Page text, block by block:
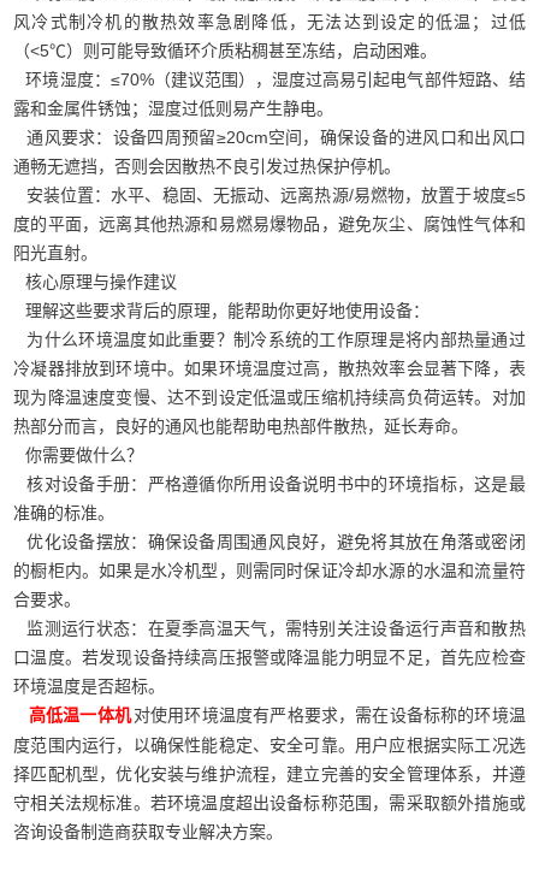
风冷式制冷机的散热效率急剧降低，无法达到设定的低温；过低
（<5℃）则可能导致循环介质粘稠甚至冻结，启动困难。
环境湿度：≤70%（建议范围），湿度过高易引起电气部件短路、结
露和金属件锈蚀；湿度过低则易产生静电。
通风要求：设备四周预留≥20cm空间，确保设备的进风口和出风口
通畅无遮挡，否则会因散热不良引发过热保护停机。
安装位置：水平、稳固、无振动、远离热源/易燃物，放置于坡度≤5
度的平面，远离其他热源和易燃易爆物品，避免灰尘、腐蚀性气体和
阳光直射。
核心原理与操作建议
理解这些要求背后的原理，能帮助你更好地使用设备：
为什么环境温度如此重要？制冷系统的工作原理是将内部热量通过
冷凝器排放到环境中。如果环境温度过高，散热效率会显著下降，表
现为降温速度变慢、达不到设定低温或压缩机持续高负荷运转。对加
热部分而言，良好的通风也能帮助电热部件散热，延长寿命。
你需要做什么？
核对设备手册：严格遵循你所用设备说明书中的环境指标，这是最
准确的标准。
优化设备摆放：确保设备周围通风良好，避免将其放在角落或密闭
的橱柜内。如果是水冷机型，则需同时保证冷却水源的水温和流量符
合要求。
监测运行状态：在夏季高温天气，需特别关注设备运行声音和散热
口温度。若发现设备持续高压报警或降温能力明显不足，首先应检查
环境温度是否超标。
高低温一体机 对使用环境温度有严格要求，需在设备标称的环境温
度范围内运行，以确保性能稳定、安全可靠。用户应根据实际工况选
择匹配机型，优化安装与维护流程，建立完善的安全管理体系，并遵
守相关法规标准。若环境温度超出设备标称范围，需采取额外措施或
咨询设备制造商获取专业解决方案。